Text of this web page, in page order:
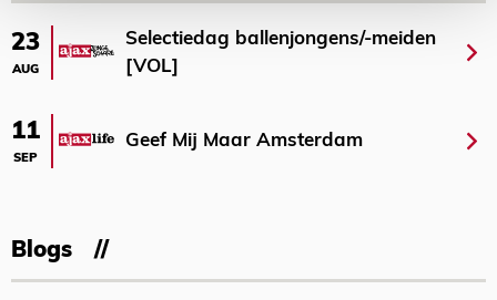
23
AUG
Selectiedag ballenjongens/-meiden
[VOL]
11
SEP
Geef Mij Maar Amsterdam
Blogs